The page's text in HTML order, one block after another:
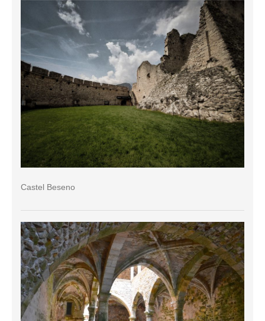
Castel Beseno